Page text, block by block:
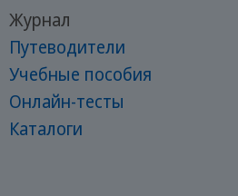
Журнал
Путеводители
Учебные пособия
Онлайн-тесты
Каталоги